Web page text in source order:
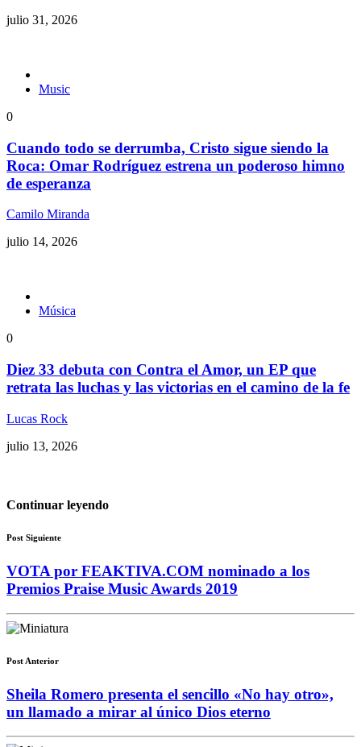
julio 31, 2026
Music
0
Cuando todo se derrumba, Cristo sigue siendo la
Roca: Omar Rodríguez estrena un poderoso himno
de esperanza
Camilo Miranda
julio 14, 2026
Música
0
Diez 33 debuta con Contra el Amor, un EP que
retrata las luchas y las victorias en el camino de la fe
Lucas Rock
julio 13, 2026
Continuar leyendo
Post Siguiente
VOTA por FEAKTIVA.COM nominado a los
Premios Praise Music Awards 2019
Post Anterior
Sheila Romero presenta el sencillo «No hay otro»,
un llamado a mirar al único Dios eterno